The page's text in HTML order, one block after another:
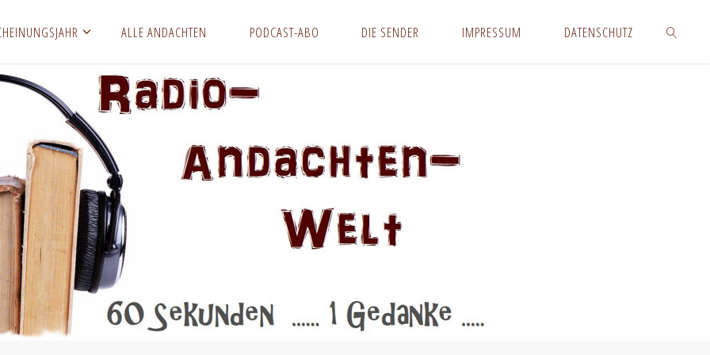
ALLE ANDACHTEN PODCAST-ABO DIE SENDER IMPRESSUM DATENSCHUTZ